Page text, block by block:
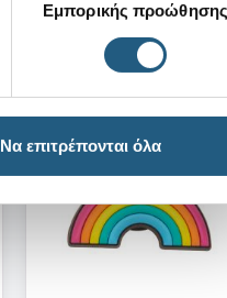
Εμπορικής προώθησης
Να επιτρέπονται όλα